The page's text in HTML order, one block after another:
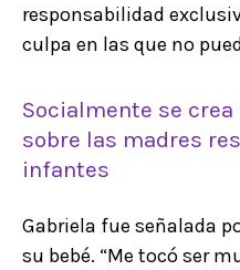
responsabilidad
culpa en las que no
Socialmente se
sobre las madres
infantes
Gabriela fue señalada
su bebé. “Me tocó ser